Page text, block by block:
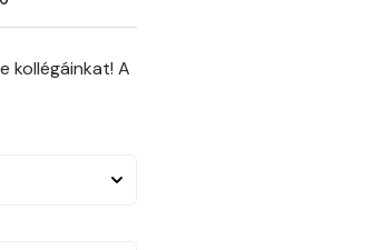
kollégáinkat! A